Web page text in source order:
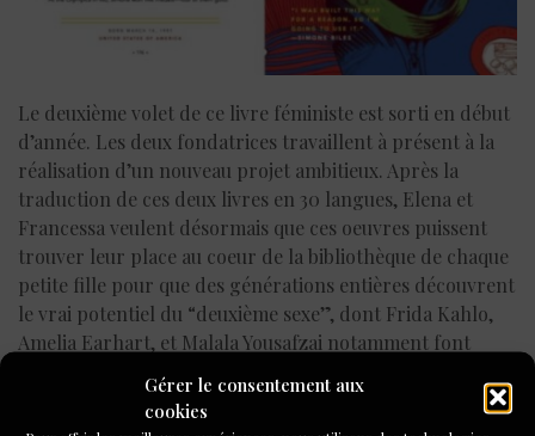
Gérer le consentement aux
cookies
Le deuxième volet de ce livre féministe est sorti en début
d’année. Les deux fondatrices travaillent à présent à la
réalisation d’un nouveau projet ambitieux. Après la
traduction de ces deux livres en 30 langues, Elena et
Francessa veulent désormais que ces oeuvres puissent
trouver leur place au coeur de la bibliothèque de chaque
petite fille pour que des générations entières découvrent
le vrai potentiel du “deuxième sexe”, dont Frida Kahlo,
Amelia Earhart, et Malala Yousafzai notamment font
Si cet immense succès marque un tournant pour le « livre